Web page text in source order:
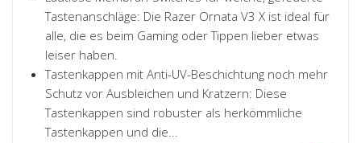
Tastenanschläge: Die Razer Ornata V3 X ist ideal für
alle, die es beim Gaming oder Tippen lieber etwas
leiser haben.
Tastenkappen mit Anti-UV-Beschichtung noch mehr
Schutz vor Ausbleichen und Kratzern: Diese
Tastenkappen sind robuster als herkömmliche
Tastenkappen und die...